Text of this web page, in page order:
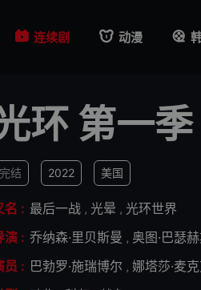
连续剧 动漫
环 第一季
完结 2022 美国
名 : 最后一战 , 光晕 , 光环世界
演 : 乔纳森·里贝斯曼 , 奥图·巴瑟
员 : 巴勃罗·施瑞博尔 , 娜塔莎·麦